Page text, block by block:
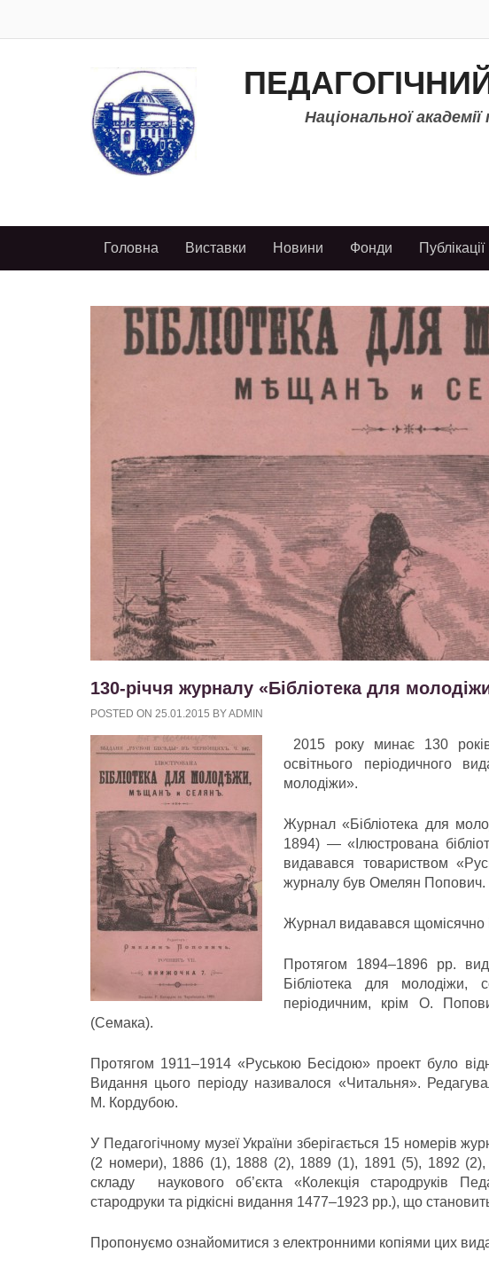
Національної
Головна Виставки Новини Фонди Публікації
130-річчя журналу «Бібліотека для
POSTED ON 25.01.2015 BYADMIN
2015 року минає 130
освітнього періодичного
молодіжи».
Журнал «Бібліотека для
1894) — «Ілюстрована
видавався товариством
журналу був Омелян Попович.
Журнал видавався щомісячно
Протягом 1894–1896 рр.
Бібліотека для
періодичним, крім О.
(Семака).
Протягом 1911–1914 «Руською Бесідою» проект було
Видання цього періоду називалося «Читальня».
М. Кордубою.
У Педагогічному музеї України зберігається 15 номерів
(2 номери), 1886 (1), 1888 (2), 1889 (1), 1891 (5), 1892
складу наукового об’єкта «Колекція стародруків
стародруки та рідкісні видання 1477–1923 рр.), що
Пропонуємо ознайомитися з електронними копіями цих